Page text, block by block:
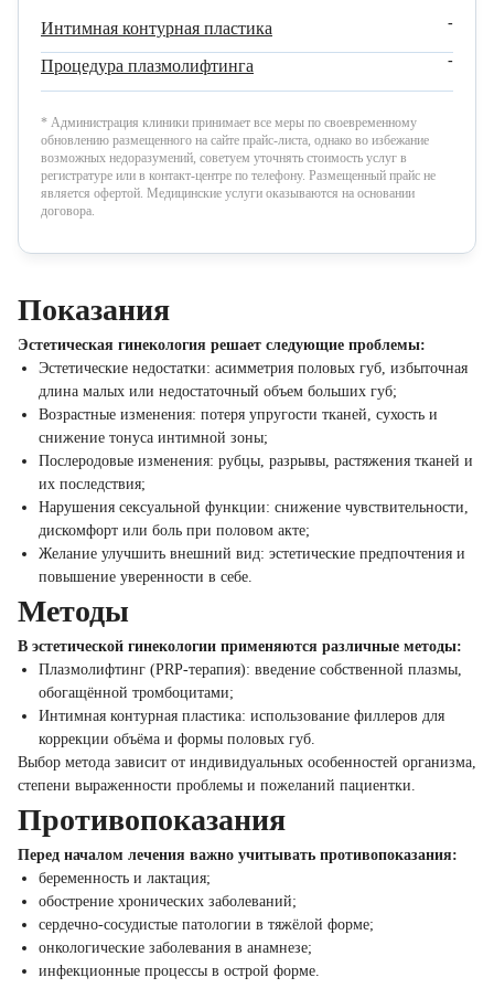
Интимная контурная пластика -
Процедура плазмолифтинга -
* Администрация клиники принимает все меры по своевременному
обновлению размещенного на сайте прайс-листа, однако во избежание
возможных недоразумений, советуем уточнять стоимость услуг в
регистратуре или в контакт-центре по телефону. Размещенный прайс не
является офертой. Медицинские услуги оказываются на основании
договора.
Показания
Эстетическая гинекология решает следующие проблемы:
Эстетические недостатки: асимметрия половых губ, избыточная
длина малых или недостаточный объем больших губ;
Возрастные изменения: потеря упругости тканей, сухость и
снижение тонуса интимной зоны;
Послеродовые изменения: рубцы, разрывы, растяжения тканей и
их последствия;
Нарушения сексуальной функции: снижение чувствительности,
дискомфорт или боль при половом акте;
Желание улучшить внешний вид: эстетические предпочтения и
повышение уверенности в себе.
Методы
В эстетической гинекологии применяются различные методы:
Плазмолифтинг (PRP-терапия): введение собственной плазмы,
обогащённой тромбоцитами;
Интимная контурная пластика: использование филлеров для
коррекции объёма и формы половых губ.
Выбор метода зависит от индивидуальных особенностей организма,
степени выраженности проблемы и пожеланий пациентки.
Противопоказания
Перед началом лечения важно учитывать противопоказания:
беременность и лактация;
обострение хронических заболеваний;
сердечно-сосудистые патологии в тяжёлой форме;
онкологические заболевания в анамнезе;
инфекционные процессы в острой форме.